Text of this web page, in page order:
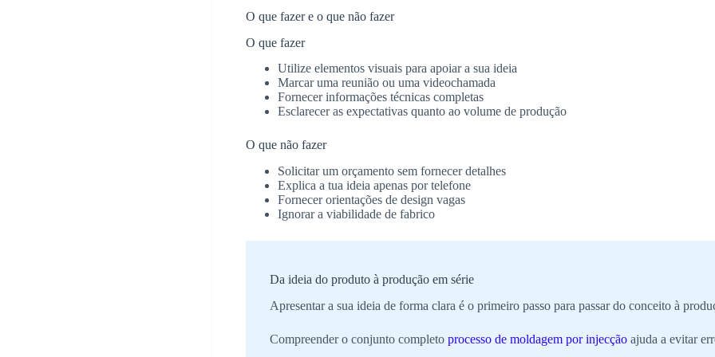
O que fazer e o que não fazer
O que fazer
Utilize elementos visuais para apoiar a sua ideia
Marcar uma reunião ou uma videochamada
Fornecer informações técnicas completas
Esclarecer as expectativas quanto ao volume de produção
O que não fazer
Solicitar um orçamento sem fornecer detalhes
Explica a tua ideia apenas por telefone
Fornecer orientações de design vagas
Ignorar a viabilidade de fabrico
Da ideia do produto à produção em série
Apresentar a sua ideia de forma clara é o primeiro passo para passar do conceito à
Compreender o conjunto completoprocesso de moldagem por injecção ajuda a evitar